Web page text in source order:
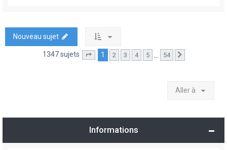
Nouveau sujet
1347 sujets Page sur54
1 2 3 4 5 54
Aller à
Informations